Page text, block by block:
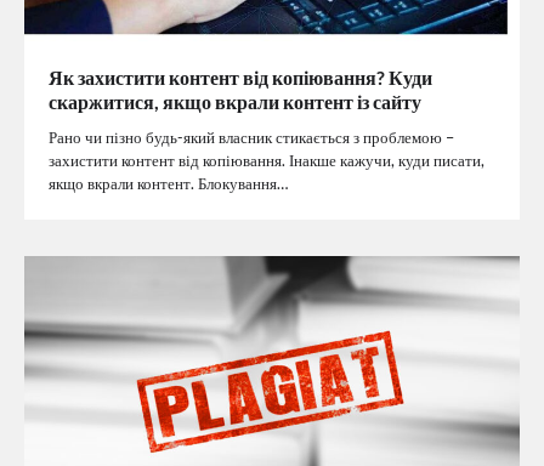
Як захистити контент від копіювання? Куди
скаржитися, якщо вкрали контент із сайту
Рано чи пізно будь-який власник стикається з проблемою –
захистити контент від копіювання. Інакше кажучи, куди писати,
якщо вкрали контент. Блокування…